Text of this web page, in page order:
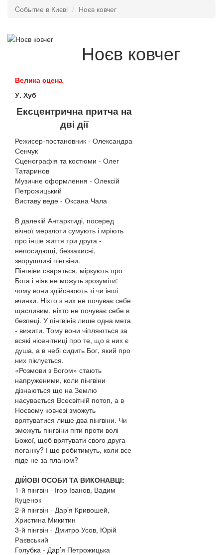
Cобытие в Києві Ноєв ковчег
Ноєв ковчег
Велика сцена
У. Хуб
Ексцентрична притча на
дві дії
Режисер-постановник - Олександра
Сенчук
Сценографія та костюми - Олег
Татаринов
Музичне оформлення - Олексій
Петрожицький
Виставу веде - Оксана Чала
В далекій Антарктиді, посеред
вічної мерзлоти сумують і мріють
про інше життя три друга -
непосидющі, беззахисні,
зворушливі пінгвіни.
Пінгвіни сваряться, міркують про
Бога і ніяк не можуть зрозуміти:
чому вони здійснюють ті чи інші
вчинки. Ніхто з них не почуває себе
щасливим, ніхто не почуває себе в
безпеці. У пінгвінів лише одна мета
- вижити. Тому вони чіпляються за
всякі нісенітниці про те, що в них є
душа, а в небі сидить Бог, який про
них піклується.
«Розмови з Богом» стають
напруженими, коли пінгвіни
дізнаються що на Землю
насувається Всесвітній потоп, а в
Ноєвому ковчезі зможуть
врятуватися лише два пінгвіни. Чи
зможуть пінгвіни піти проти волі
Божої, щоб врятувати свого друга-
поганку? І що робитимуть, коли все
піде не за планом?
ДІЙОВІ ОСОБИ ТА ВИКОНАВЦІ:
1-й пінгвін - Ігор Іванов, Вадим
Куценок
2-й пінгвін - Дар’я Кривошей,
Христина Микитин
3-й пінгвін - Дмитро Усов, Юрій
Раєвський
Голубка - Дар’я Петрожицька